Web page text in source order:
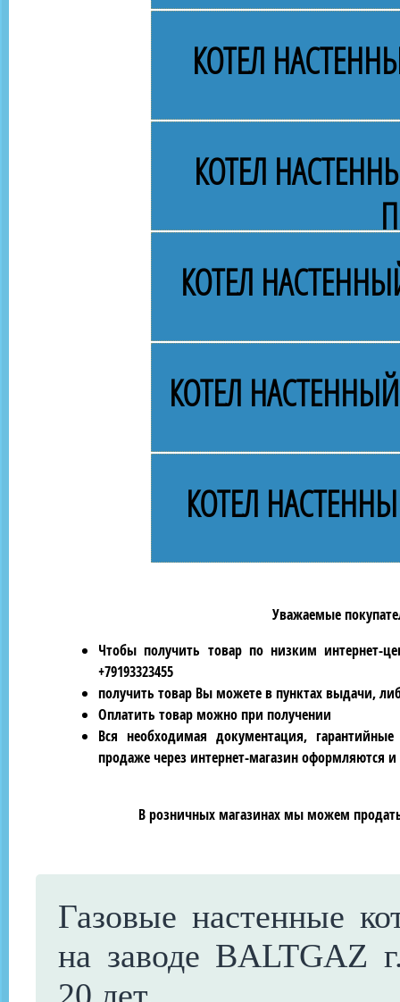
КОТЕЛ
КОТЕЛ
КОТЕЛ
КОТЕЛ
КОТЕЛ
Уважаемые
Чтобы получить товар по низким интернет-
+79193323455
получить товар Вы можете в пунктах выдачи,
Оплатить товар можно при получении
Вся необходимая документация,
продаже через интернет-магазин оформляются
В розничных магазинах мы можем
Газовые настенные
на заводе BALTGAZ